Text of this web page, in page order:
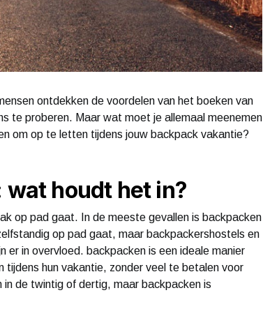
ontdekken de voordelen van het boeken van
te proberen. Maar wat moet je allemaal meenemen
om op te letten tijdens jouw backpack vakantie?
houdt het in?
op pad gaat. In de meeste gevallen is backpacken
op pad gaat, maar backpackershostels en
in overvloed. backpacken is een ideale manier
tijdens hun vakantie, zonder veel te betalen voor
in de twintig of dertig, maar backpacken is